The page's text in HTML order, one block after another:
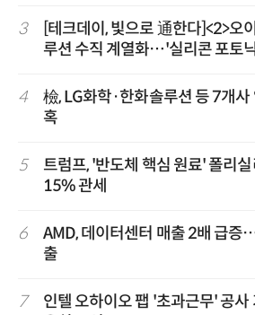
3
[테크데이, 빛으로 通한다]<2>오
루션 수직 계열화…'실리콘 포토
4
檢, LG화학·한화솔루션 등 7개
혹
5
트럼프, '반도체 핵심 원료' 폴리실
15% 관세
6
AMD, 데이터센터 매출 2배 급증
출
7
인텔 오하이오 팹 '초과근무' 공